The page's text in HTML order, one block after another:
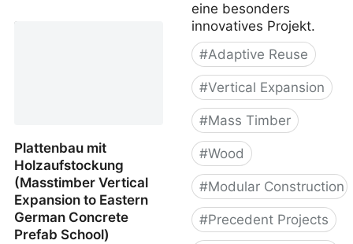
Plattenbau mit
Holzaufstockung
(Masstimber Vertical
Expansion to Eastern
German Concrete
Prefab School)
eine besonders
innovatives Projekt.
#Adaptive Reuse
#Vertical Expansion
#Mass Timber
#Wood
#Modular Construction
#Precedent Projects